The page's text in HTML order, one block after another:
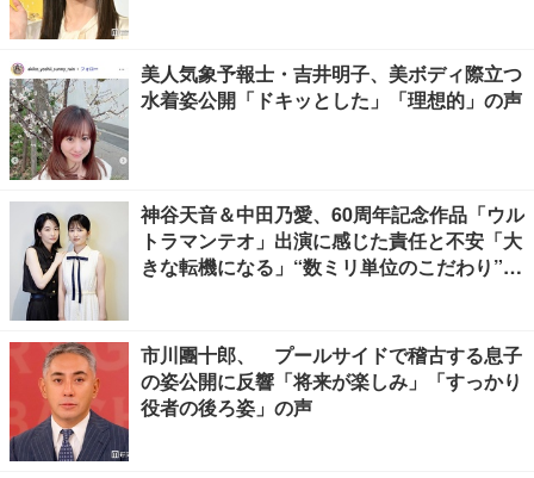
美人気象予報士・吉井明子、美ボディ際立つ
水着姿公開「ドキッとした」「理想的」の声
神谷天音＆中田乃愛、60周年記念作品「ウル
トラマンテオ」出演に感じた責任と不安「大
きな転機になる」“数ミリ単位のこだわり”特
市川團十郎、 プールサイドで稽古する息子
の姿公開に反響「将来が楽しみ」「すっかり
役者の後ろ姿」の声